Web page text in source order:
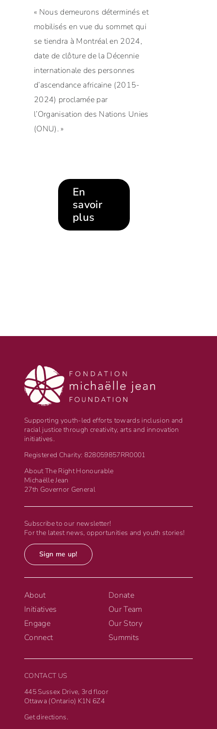
« Nous demeurons déterminés et
mobilisés en vue du sommet qui
se tiendra à Montréal en 2024,
date de clôture de la Décennie
internationale des personnes
d’ascendance africaine (2015-
2024) proclamée par
l’Organisation des Nations Unies
(ONU). »
En
savoir
plus
Supporting youth-led efforts towards inclusion and
racial justice through creativity, arts and innovation
initiatives.
Registered Charity: 828059857RR0001
About The Right Honourable
Michaëlle Jean
27th Governor General
Subscribe to our newsletter!
For the latest news, opportunities and youth stories!
Sign me up!
About
Initiatives
Engage
Connect
Donate
Our Team
Our Story
Summits
CONTACT US
445 Sussex Drive, 3rd floor
Ottawa (Ontario) K1N 6Z4
Get directions.